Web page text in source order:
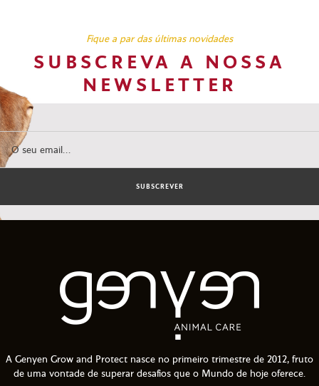
Fique a par das últimas novidades
SUBSCREVA A NOSSA
NEWSLETTER
SUBSCREVER
A Genyen Grow and Protect nasce no primeiro trimestre de 2012, fruto
de uma vontade de superar desafios que o Mundo de hoje oferece.